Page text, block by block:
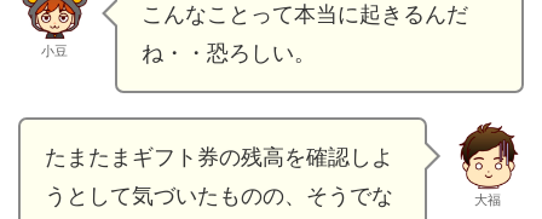
小豆
こんなことって本当に起きるんだ
ね・・恐ろしい。
たまたまギフト券の残高を確認しよ
うとして気づいたものの、そうでな
大福